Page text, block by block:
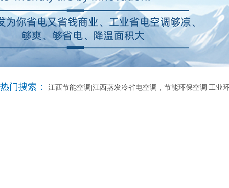
热门搜索： 江西节能空调|江西蒸发冷省电空调，节能环保空调|工业